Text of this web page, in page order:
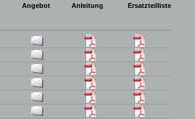
Angebot Anleitung Ersatzteilliste